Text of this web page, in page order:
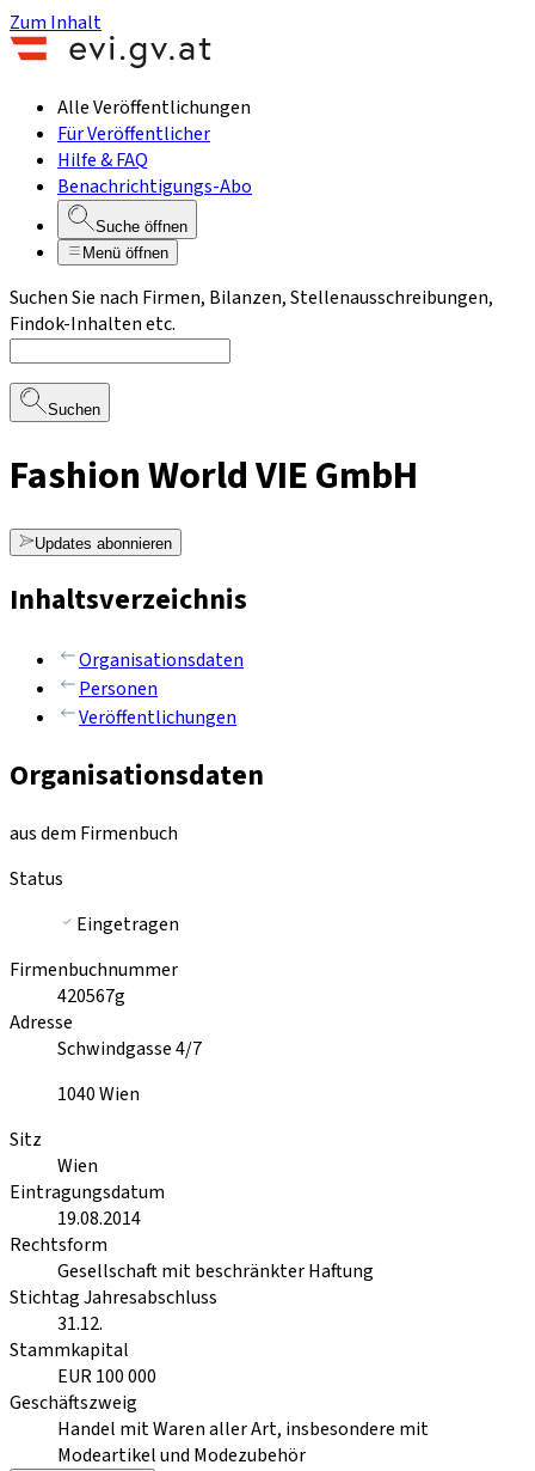
Zum Inhalt
Alle Veröffentlichungen
Für Veröffentlicher
Hilfe & FAQ
Benachrichtigungs-Abo
Suche öffnen
Menü öffnen
Suchen Sie nach Firmen, Bilanzen, Stellenausschreibungen,
Findok-Inhalten etc.
Suchen
Fashion World VIE GmbH
Updates abonnieren
Inhaltsverzeichnis
Organisationsdaten
Personen
Veröffentlichungen
Organisationsdaten
aus dem Firmenbuch
Status
Eingetragen
Firmenbuchnummer
420567g
Adresse
Schwindgasse 4/7
1040Wien
Sitz
Wien
Eintragungsdatum
19.08.2014
Rechtsform
Gesellschaft mit beschränkter Haftung
Stichtag Jahresabschluss
31.12.
Stammkapital
EUR 100 000
Geschäftszweig
Handel mit Waren aller Art, insbesondere mit
Modeartikel und Modezubehör